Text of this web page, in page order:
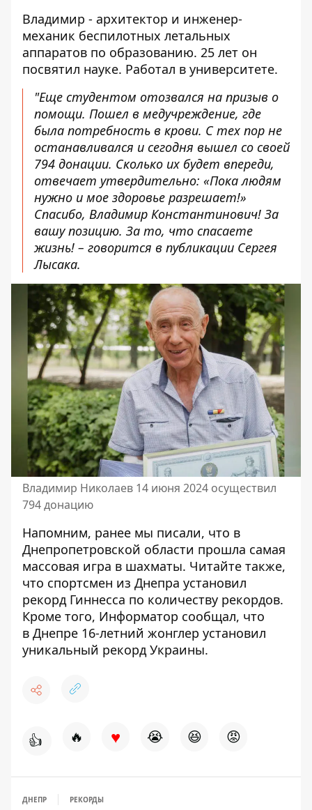
Владимир - архитектор и инженер-
механик беспилотных летальных
аппаратов по образованию. 25 лет он
посвятил науке. Работал в университете.
"Еще студентом отозвался на призыв о
помощи. Пошел в медучреждение, где
была потребность в крови. С тех пор не
останавливался и сегодня вышел со своей
794 донации. Сколько их будет впереди,
отвечает утвердительно: «Пока людям
нужно и мое здоровье разрешает!»
Спасибо, Владимир Константинович! За
вашу позицию. За то, что спасаете
жизнь! – говорится в публикации Сергея
Лысака.
Владимир Николаев 14 июня 2024 осуществил
794 донацию
Напомним, ранее мы писали, что в
Днепропетровской области прошла самая
массовая игра в шахматы. Читайте также,
что спортсмен из Днепра установил
рекорд Гиннесса по количеству рекордов.
Кроме того, Информатор сообщал, что
в Днепре 16-летний жонглер установил
уникальный рекорд Украины.
👍 🔥 ♥ 😭 😆 😡
ДНЕПР РЕКОРДЫ